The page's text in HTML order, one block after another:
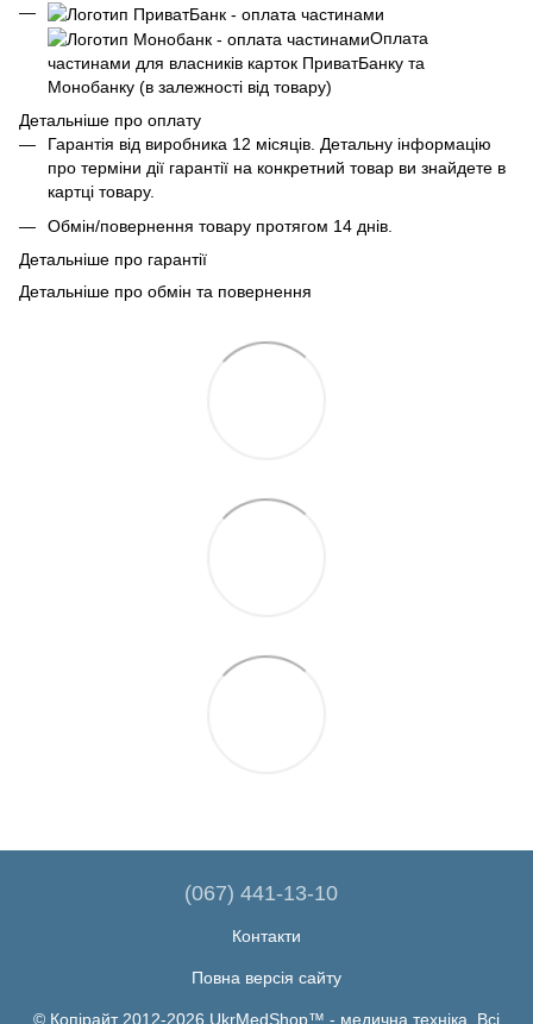
Оплата
частинами для власників карток ПриватБанку та
Монобанку (в залежності від товару)
Детальніше про оплату
Гарантія від виробника 12 місяців. Детальну інформацію
про терміни дії гарантії на конкретний товар ви знайдете в
картці товару.
Обмін/повернення товару протягом 14 днів.
Детальніше про гарантії
Детальніше про обмін та повернення
(067) 441-13-10
Контакти
Повна версія сайту
© Копірайт 2012-2026 UkrMedShop™ - медична техніка. Всі